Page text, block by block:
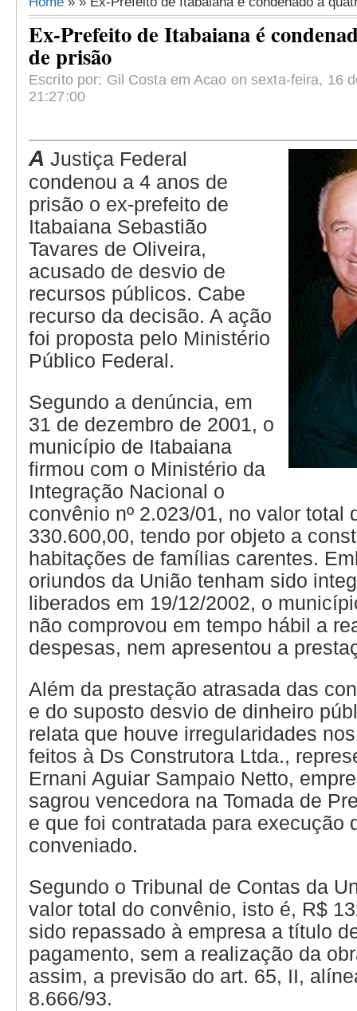
Ex-Prefeito de Itabaiana é
de prisão
Escrito por: Gil Costa em Acao on sexta-feira, 16
21:27:00
A Justiça Federal
condenou a 4 anos de
prisão o ex-prefeito de
Itabaiana Sebastião
Tavares de Oliveira,
acusado de desvio de
recursos públicos. Cabe
recurso da decisão. A ação
foi proposta pelo Ministério
Público Federal.
Segundo a denúncia, em
31 de dezembro de 2001, o
município de Itabaiana
firmou com o Ministério da
Integração Nacional o
convênio nº 2.023/01, no valor total
330.600,00, tendo por objeto a
habitações de famílias carentes.
oriundos da União tenham sido
liberados em 19/12/2002, o
não comprovou em tempo hábil a
despesas, nem apresentou a
Além da prestação atrasada das
e do suposto desvio de dinheiro
relata que houve irregularidades
feitos à Ds Construtora Ltda.,
Ernani Aguiar Sampaio Netto,
sagrou vencedora na Tomada de
e que foi contratada para execução
conveniado.
Segundo o Tribunal de Contas da
valor total do convênio, isto é, R$
sido repassado à empresa a título
pagamento, sem a realização da
assim, a previsão do art. 65, II,
8.666/93.